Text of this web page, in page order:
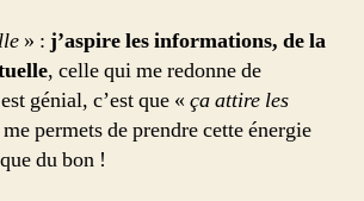
» : j’aspire les informations, de la
, celle qui me redonne de
génial, c’est que « ça attire les
permets de prendre cette énergie
du bon !